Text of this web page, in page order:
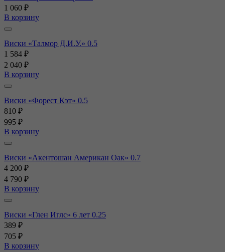
1 060 ₽
В корзину
Виски «Талмор Д.И.У.» 0.5
1 584 ₽
2 040 ₽
В корзину
Виски «Форест Кэт» 0.5
810 ₽
995 ₽
В корзину
Виски «Акентошан Американ Оак» 0.7
4 200 ₽
4 790 ₽
В корзину
Виски «Глен Иглс» 6 лет 0.25
389 ₽
705 ₽
В корзину